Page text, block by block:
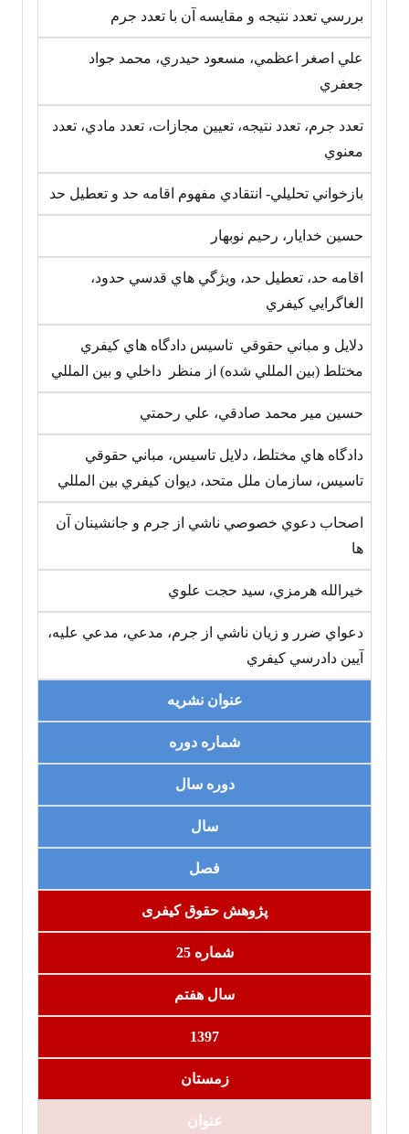
بررسي تعدد نتيجه و مقايسه آن با تعدد جرم
علي اصغر اعظمي، مسعود حيدري، محمد جواد
جعفري
تعدد جرم، تعدد نتيجه، تعيين مجازات، تعدد مادي، تعدد
معنوي
بازخواني تحليلي- انتقادي مفهوم اقامه حد و تعطيل حد
حسين خدايار، رحيم نوبهار
اقامه حد، تعطيل حد، ويژگي هاي قدسي حدود،
الغاگرايي کيفري
دلايل و مباني حقوقي تاسيس دادگاه هاي کيفري
مختلط (بين المللي شده) از منظر داخلي و بين المللي
حسين مير محمد صادقي، علي رحمتي
دادگاه هاي مختلط، دلايل تاسيس، مباني حقوقي
تاسيس، سازمان ملل متحد، ديوان کيفري بين المللي
اصحاب دعوي خصوصي ناشي از جرم و جانشينان آن
ها
خيرالله هرمزي، سيد حجت علوي
دعواي ضرر و زيان ناشي از جرم، مدعي، مدعي عليه،
آيين دادرسي کيفري
عنوان نشریه
شماره دوره
دوره سال
سال
فصل
پژوهش حقوق کیفری
شماره 25
سال هفتم
1397
زمستان
عنوان‏